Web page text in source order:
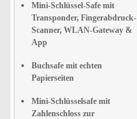
Mini-Schlüssel-Safe mit
Transponder, Fingerabdruck-
Scanner, WLAN-Gateway &
App
Buchsafe mit echten
Papierseiten
Mini-Schlüsselsafe mit
Zahlenschloss zur